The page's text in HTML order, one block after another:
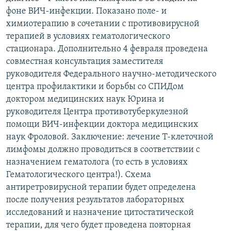
фоне ВИЧ-инфекции. Показано поле- и
химиотерапию в сочетании с противовирусной
терапией в условиях гематологического
стационара. Дополнительно 4 февраля проведена
совместная консультация заместителя
руководителя Федерального научно-методического
центра профилактики и борьбы со СПИДом
доктором медицинских наук Юрина и
руководителя Центра противотуберкулезной
помощи ВИЧ-инфекции доктора медицинских
наук Фроловой. Заключение: лечение Т-клеточной
лимфомы должно проводиться в соответствии с
назначением гематолога (то есть в условиях
Гематологического центра!). Схема
антиретровирусной терапии будет определена
после получения результатов лабораторных
исследований и назначение цитостатической
терапии, для чего будет проведена повторная